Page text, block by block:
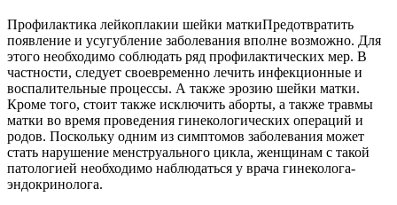
Профилактика лейкоплакии шейки маткиПредотвратить
появление и усугубление заболевания вполне возможно. Для
этого необходимо соблюдать ряд профилактических мер. В
частности, следует своевременно лечить инфекционные и
воспалительные процессы. А также эрозию шейки матки.
Кроме того, стоит также исключить аборты, а также травмы
матки во время проведения гинекологических операций и
родов. Поскольку одним из симптомов заболевания может
стать нарушение менструального цикла, женщинам с такой
патологией необходимо наблюдаться у врача гинеколога-
эндокринолога.